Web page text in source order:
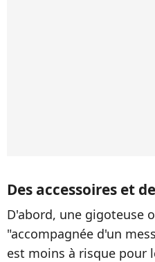
Des accessoires et
D'abord, une gigoteuse
"accompagnée d'un
est moins à risque pour